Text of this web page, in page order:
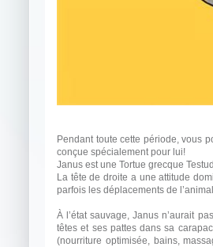
Pendant toute cette période, vous
conçue spécialement pour lui!
Janus est une Tortue grecque
La tête de droite a une attitude
parfois les déplacements de
À l’état sauvage, Janus n’aurait
têtes et ses pattes dans sa
(nourriture optimisée, bains,